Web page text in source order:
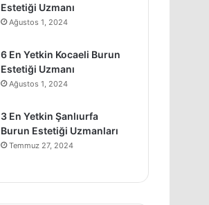
Estetiği Uzmanı
Ağustos 1, 2024
6 En Yetkin Kocaeli Burun
Estetiği Uzmanı
Ağustos 1, 2024
3 En Yetkin Şanlıurfa
Burun Estetiği Uzmanları
Temmuz 27, 2024